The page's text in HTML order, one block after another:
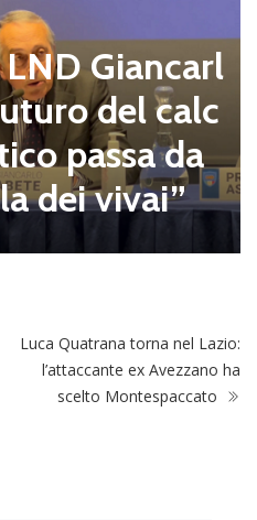
Giancarl
del calc
passa da
dei vivai”
Luca Quatrana torna nel Lazio:
l’attaccante ex Avezzano ha
scelto Montespaccato